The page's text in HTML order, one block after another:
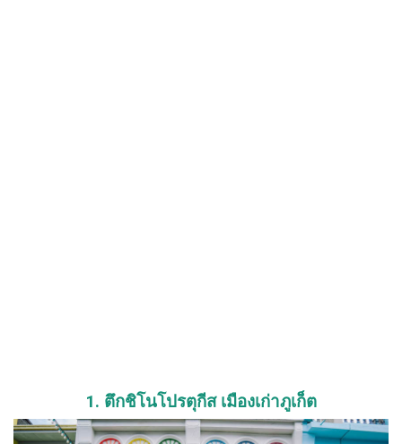
1. ตึกชิโนโปรตุกีส เมืองเก่าภูเก็ต